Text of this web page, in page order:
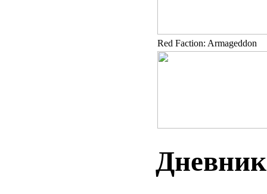
Red Faction: Armageddon